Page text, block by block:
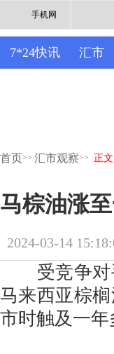
手机网
7*24快讯 汇市
首页>> 汇市观察>> 正文
马棕油涨
2024-03-14
受竞争对
马来西亚棕
市时触及一年